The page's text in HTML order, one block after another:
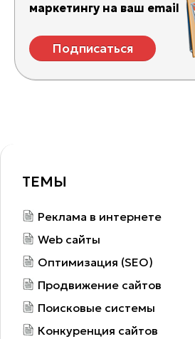
маркетингу на ваш email
Подписаться
ТЕМЫ
Реклама в интернете
Web сайты
Оптимизация (SEO)
Продвижение сайтов
Поисковые системы
Конкуренция сайтов